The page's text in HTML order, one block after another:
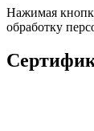
Нажимая
обработку